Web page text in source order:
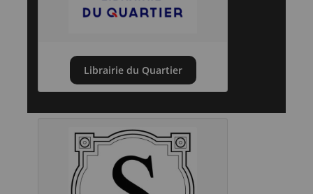
Librairie du Quartier